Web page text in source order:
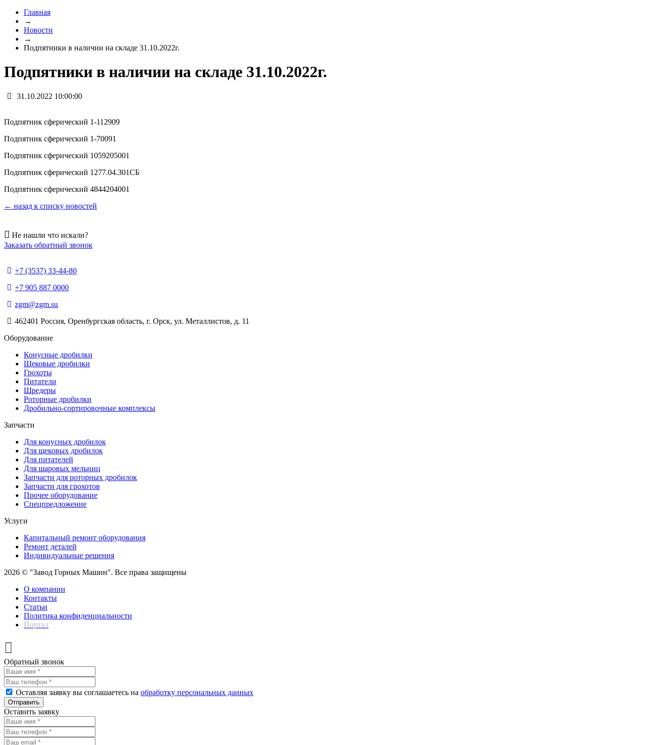
Главная
→
Новости
→
Подпятники в наличии на складе 31.10.2022г.
Подпятники в наличии на складе 31.10.2022г.
31.10.2022 10:00:00
Подпятник сферический 1-112909
Подпятник сферический 1-70091
Подпятник сферический 1059205001
Подпятник сферический 1277.04.301СБ
Подпятник сферический 4844204001
← назад к списку новостей
Не нашли что искали?
Заказать обратный звонок
+7 (3537) 33-44-80
+7 905 887 0000
zgm@zgm.su
462401 Россия, Оренбургская область, г. Орск, ул. Металлистов, д. 11
Оборудование
Конусные дробилки
Щековые дробилки
Грохоты
Питатели
Шредеры
Роторные дробилки
Дробильно-сортировочные комплексы
Запчасти
Для конусных дробилок
Для щековых дробилок
Для питателей
Для шаровых мельниц
Запчасти для роторных дробилок
Запчасти для грохотов
Прочее оборудование
Спецпредложение
Услуги
Капитальный ремонт оборудования
Ремонт деталей
Индивидуальные решения
2026 © "Завод Горных Машин". Все права защищены
О компании
Контакты
Статьи
Политика конфиденциальности
Портал
Обратный звонок
Оставляя заявку вы соглашаетесь на обработку персональных данных
Отправить
Оставить заявку